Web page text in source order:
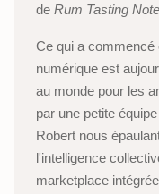
de Rum Tasting
Ce qui a
numérique est
au monde pour les
par une petite
Robert nous
l'intelligence
marketplace